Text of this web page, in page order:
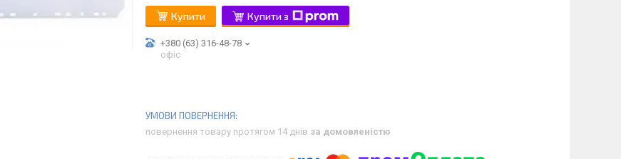
Купити Купити з
+380 (63) 316-48-78
офіс
повернення товару протягом 14 днів за домовленістю